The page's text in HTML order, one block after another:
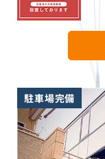
駐車場完備